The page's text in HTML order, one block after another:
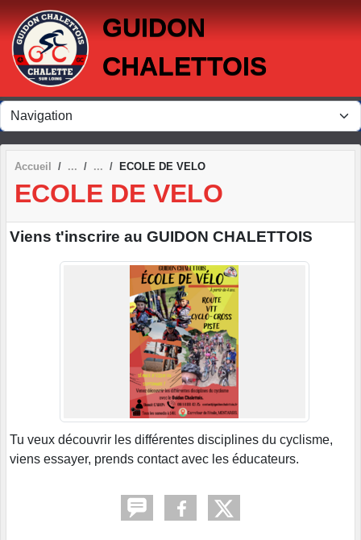
GUIDON
CHALETTOIS
Accueil ECOLE DE VELO
ECOLE DE VELO
Viens t'inscrire au GUIDON CHALETTOIS
Tu veux découvrir les différentes disciplines du cyclisme,
viens essayer, prends contact avec les éducateurs.
Panneau de gestion des cookies